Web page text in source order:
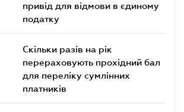
привід для відмови в єдиному
податку
Скільки разів на рік
перераховують прохідний бал
для переліку сумлінних
платників